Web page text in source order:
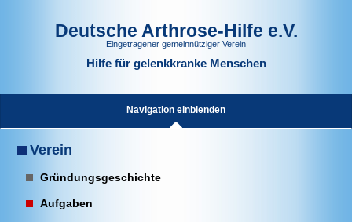
Deutsche Arthrose-Hilfe e.V.
Eingetragener gemeinnütziger Verein
Hilfe für gelenkkranke Menschen
Navigation einblenden
Verein
Gründungsgeschichte
Aufgaben